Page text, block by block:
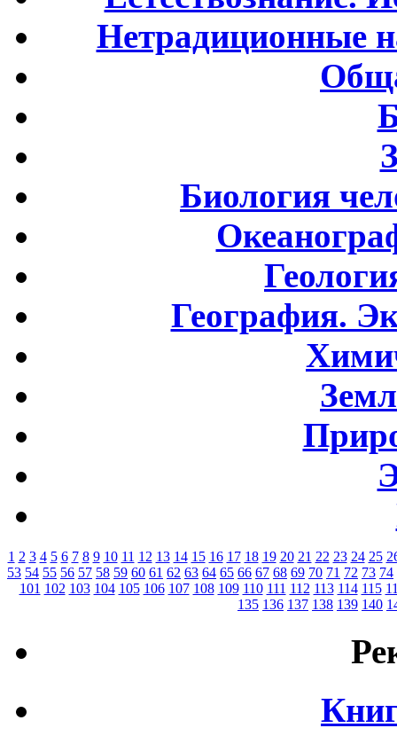
Нетрадиционные
Биология
География.
1 2 3 4 5 6 7 8 9 10 11 12 13 14 15 16 17 18 19 20 21 22 23 24 25
53 54 55 56 57 58 59 60 61 62 63 64 65 66 67 68 69 70 71 72 73 74
101 102 103 104 105 106 107 108 109 110 111 112 113 114 115
135 136 137 138 139 140